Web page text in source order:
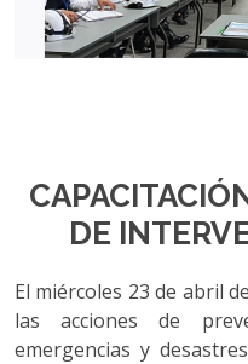
DE
El miércoles 23 de abril
las acciones de
emergencias y